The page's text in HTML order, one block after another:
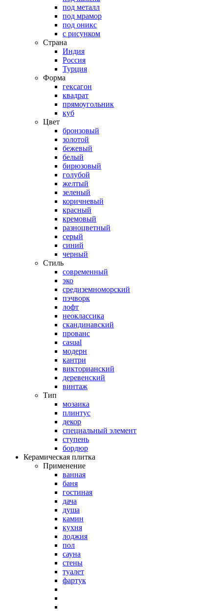
под металл
под мрамор
под оникс
с рисунком
Страна
Индия
Россия
Турция
Форма
гексагон
квадрат
прямоугольник
куб
Цвет
бронзовый
золотой
бежевый
белый
бирюзовый
голубой
желтый
зеленый
коричневый
красный
кремовый
разноцветный
серый
синий
черный
Стиль
современный
эко
средиземноморский
пэчворк
лофт
неоклассика
скандинавский
прованс
casual
модерн
кантри
викторианский
деревенский
винтаж
Тип
мозаика
плинтус
декор
специальный элемент
ступень
бордюр
Керамическая плитка
Применение
ванная
баня
гостиная
дача
душа
камин
кухня
лоджия
пол
сауна
стены
туалет
фартук